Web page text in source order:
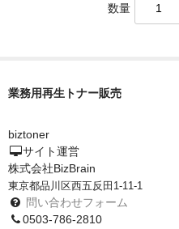
数量
業務用再生トナー販売
biztoner
サイト運営
株式会社BizBrain
東京都品川区西五反田1-11-1
問い合わせフォーム
0503-786-2810